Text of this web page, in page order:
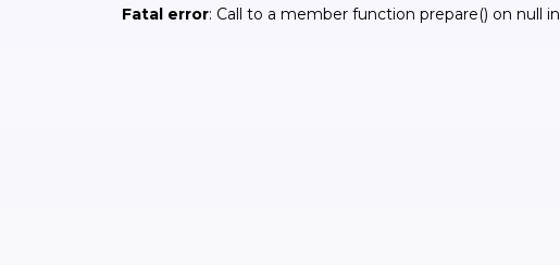
Fatal error: Call to a member function prepare() on null in